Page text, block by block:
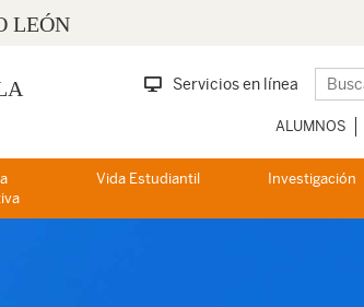
LEÓN
Servicios en línea
ALUMNOS
Vida Estudiantil Investigación